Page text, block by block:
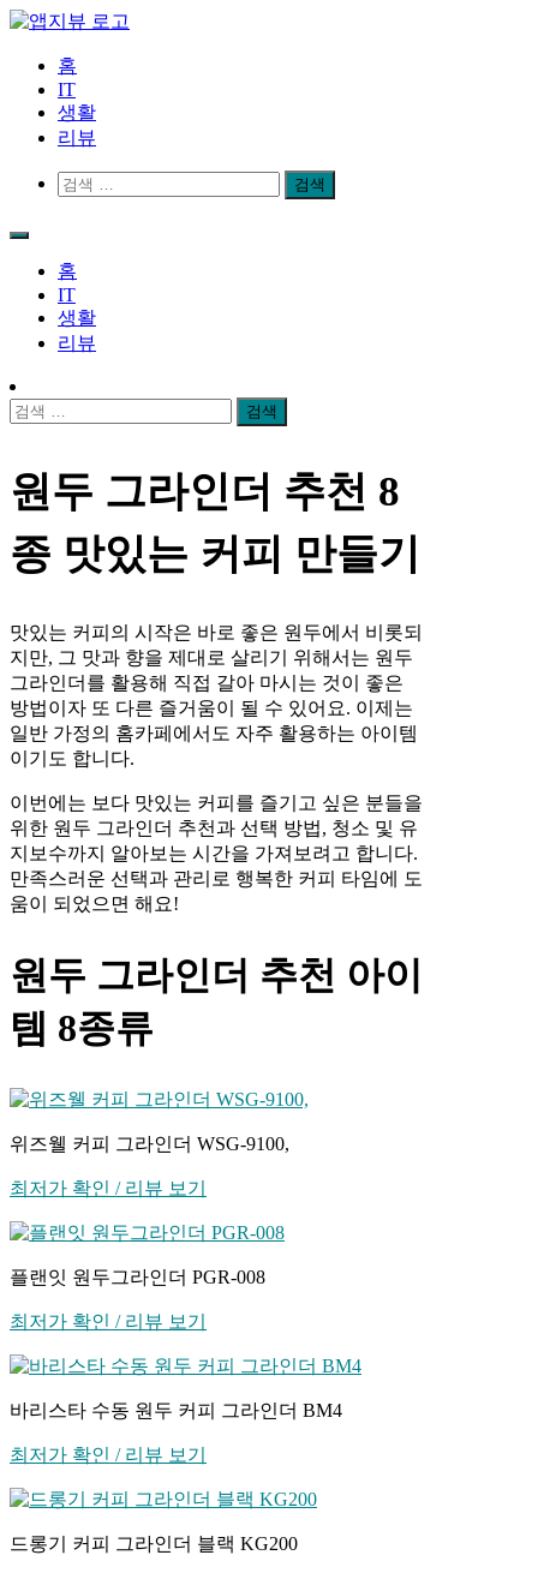
Skip
content
앱지뷰
적절하고 좋은 상품 리뷰
홈
IT
생활
리뷰
검
홈
IT
생활
리뷰
검
원두 그라인더 추천 8
종 맛있는 커피 만들기
맛있는 커피의 시작은 바로 좋은 원두에서 비롯되
지만, 그 맛과 향을 제대로 살리기 위해서는 원두
그라인더를 활용해 직접 갈아 마시는 것이 좋은
방법이자 또 다른 즐거움이 될 수 있어요. 이제는
일반 가정의 홈카페에서도 자주 활용하는 아이템
이기도 합니다.
이번에는 보다 맛있는 커피를 즐기고 싶은 분들을
위한 원두 그라인더 추천과 선택 방법, 청소 및 유
지보수까지 알아보는 시간을 가져보려고 합니다.
만족스러운 선택과 관리로 행복한 커피 타임에 도
움이 되었으면 해요!
원두 그라인더 추천 아이
템 8종류
위즈웰 커피 그라인더 WSG-9100,
최저가 확인 / 리뷰 보기
플랜잇 원두그라인더 PGR-008
최저가 확인 / 리뷰 보기
바리스타 수동 원두 커피 그라인더 BM4
최저가 확인 / 리뷰 보기
드롱기 커피 그라인더 블랙 KG200